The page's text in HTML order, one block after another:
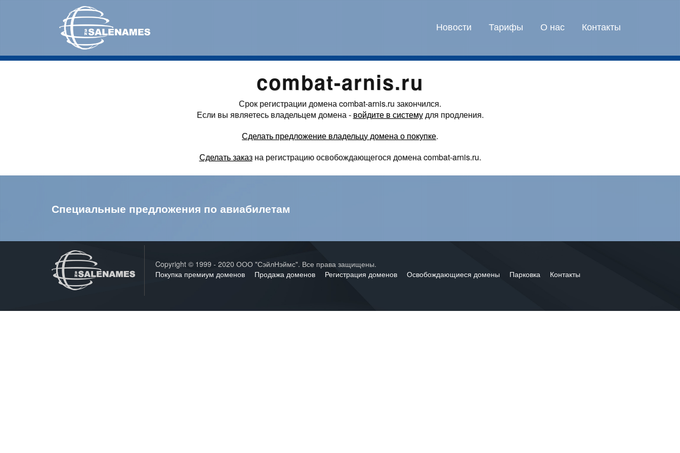
Новости Тарифы О нас Контакты
combat-arnis.ru
Срок регистрации доменаcombat-arnis.ru закончился.
Если вы являетесь владельцем домена - войдите в системудля продления.
Сделать предложение владельцу домена о покупке.
Сделать заказна регистрацию освобождающегося доменаcombat-arnis.ru.
Специальные предложения по авиабилетам
Copyright © 1999 - 2020 ООО "СэйлНэймс". Все права защищены.
Покупка премиум доменов
Продажа доменов Регистрация доменов Освобождающиеся домены Парковка Контакты